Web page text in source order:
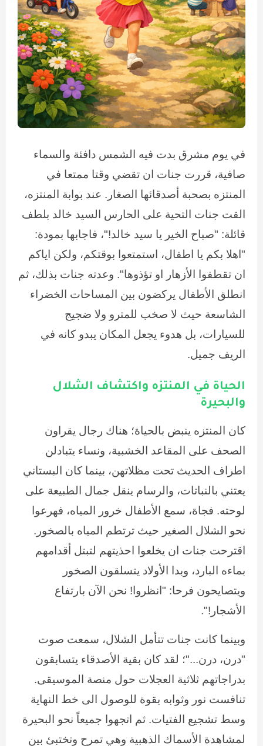
في يوم مشرق بدت فيه الشمس دافئة والسماء
صافية، قررت جنات ان تقضي وقتا ممتعا في
المنتزه بصحبة أصدقائها الصغار. عند بوابة المنتزه،
القت جنات التحية على الحارس السيد خالد بلطف
قائلة: "صباح الخير يا سيد خالد!"، فاجابها بمودة:
"اهلا بكم يا اطفال، استمتعوا بوقتكم، ولكن اياكم
ان تقطفوا الأزهار او تؤذوها". وعدته جنات بذلك، ثم
انطلق الأطفال يركضون بين المساحات الخضراء
الشاسعة حيث لا صخب للمترو ولا ضجيج
للسيارات، بل هدوء يجعل المكان يبدو كانه في
الريف جميل.
الحياة في المنتزه واكتشاف الشلال
والبحيرة
كان المنتزه ينبض بالحياة؛ هناك رجال يقراون
الصحف على المقاعد الخشبية، ونساء يتبادلن
اطراف الحديث تحت مظلاتهن، بينما كان البستاني
يعتني بالنباتات، والرسام ينقل جمال الطبيعة على
لوحته. فجاة، سمع الأطفال خرور المياه، فهرعوا
نحو الشلال الصغير حيث ترتطم المياه بالصخور.
اقترحت جنات ان يخلعوا احذيتهم لتبتل أقدامهم
بماءه البارد، وبدا الأولاد يتسلقون الصخور
ويتصايحون فرحا: "انظروا! نحن الآن بارتفاع
الأشجار!".
وبينما كانت جنات تتأمل الشلال، سمعت صوت
"درن، درن..."؛ لقد كان بقية الأصدقاء يتسابقون
بدراجاتهم ثلاثية العجلات حول منصة الموسيقى.
تنافست نور وثوابه بقوة للوصول الى خط النهاية
وسط تشجيع الفتيات. ثم اتجهوا جميعاً نحو البحيرة
لمشاهدة الأسماك الذهبية وهي تمرح وتختبئ بين